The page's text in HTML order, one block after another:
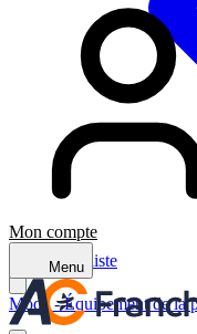
Mon compte
Menu
Retour à la liste
Mode - Équipement de la